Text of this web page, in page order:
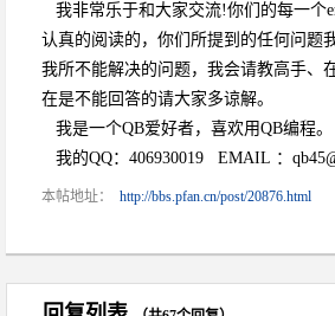
我非常乐于和大家交流!你们的每一个
认真的阅读的，你们所提到的任何问题
我所不能解决的问题，我会请教高手、
在是不能回答的请大家多谅解。
我是一个QB爱好者，喜欢用QB编程。
我的QQ：406930019 EMAIL ：
本帖地址： http://bbs.pfan.cn/post/20876.html